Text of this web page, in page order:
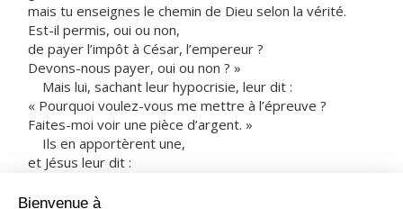
mais tu enseignes le chemin de Dieu selon la vérité.
Est-il permis, oui ou non,
de payer l’impôt à César, l’empereur ?
Devons-nous payer, oui ou non ? »
Mais lui, sachant leur hypocrisie, leur dit :
« Pourquoi voulez-vous me mettre à l’épreuve ?
Faites-moi voir une pièce d’argent. »
Ils en apportèrent une,
et Jésus leur dit :
de qui sont-elles ?